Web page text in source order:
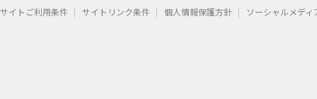
サイトご利用条件 サイトリンク条件 個人情報保護方針 ソーシャルメデ